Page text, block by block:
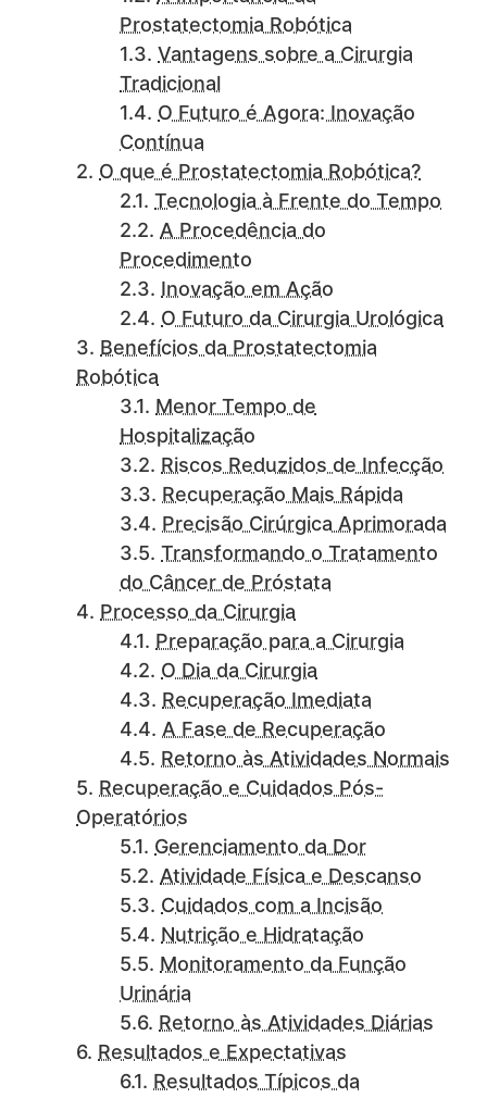
Prostatectomia Robótica
Vantagens sobre a Cirurgia
Tradicional
O Futuro é Agora: Inovação
Contínua
O que é Prostatectomia Robótica?
Tecnologia à Frente do Tempo
A Procedência do
Procedimento
Inovação em Ação
O Futuro da Cirurgia Urológica
Benefícios da Prostatectomia
Robótica
Menor Tempo de
Hospitalização
Riscos Reduzidos de Infecção
Recuperação Mais Rápida
Precisão Cirúrgica Aprimorada
Transformando o Tratamento
do Câncer de Próstata
Processo da Cirurgia
Preparação para a Cirurgia
O Dia da Cirurgia
Recuperação Imediata
A Fase de Recuperação
Retorno às Atividades Normais
Recuperação e Cuidados Pós-
Operatórios
Gerenciamento da Dor
Atividade Física e Descanso
Cuidados com a Incisão
Nutrição e Hidratação
Monitoramento da Função
Urinária
Retorno às Atividades Diárias
Resultados e Expectativas
Resultados Típicos da